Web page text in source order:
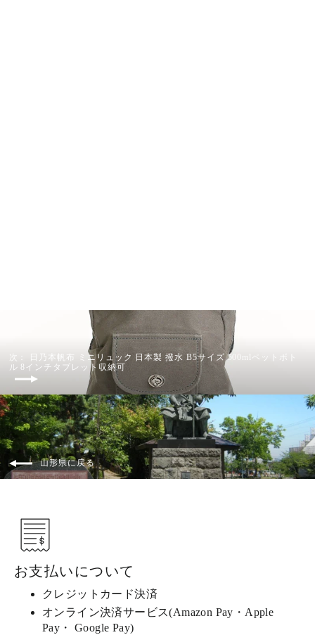
次： 日乃本帆布 ミニリュック 日本製 撥水 B5サイズ 500mlペットボト
ル 8インチタブレット収納可
山形県に戻る
お支払いについて
クレジットカード決済
オンライン決済サービス(Amazon Pay・Apple
Pay・ Google Pay)